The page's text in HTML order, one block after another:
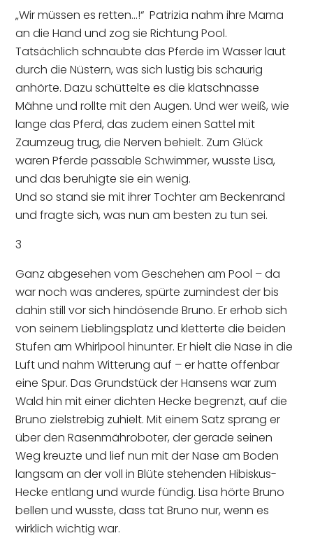
„Wir müssen es retten…!“ Patrizia nahm ihre Mama
an die Hand und zog sie Richtung Pool.
Tatsächlich schnaubte das Pferde im Wasser laut
durch die Nüstern, was sich lustig bis schaurig
anhörte. Dazu schüttelte es die klatschnasse
Mähne und rollte mit den Augen. Und wer weiß, wie
lange das Pferd, das zudem einen Sattel mit
Zaumzeug trug, die Nerven behielt. Zum Glück
waren Pferde passable Schwimmer, wusste Lisa,
und das beruhigte sie ein wenig.
Und so stand sie mit ihrer Tochter am Beckenrand
und fragte sich, was nun am besten zu tun sei.
3
Ganz abgesehen vom Geschehen am Pool – da
war noch was anderes, spürte zumindest der bis
dahin still vor sich hindösende Bruno. Er erhob sich
von seinem Lieblingsplatz und kletterte die beiden
Stufen am Whirlpool hinunter. Er hielt die Nase in die
Luft und nahm Witterung auf – er hatte offenbar
eine Spur. Das Grundstück der Hansens war zum
Wald hin mit einer dichten Hecke begrenzt, auf die
Bruno zielstrebig zuhielt. Mit einem Satz sprang er
über den Rasenmähroboter, der gerade seinen
Weg kreuzte und lief nun mit der Nase am Boden
langsam an der voll in Blüte stehenden Hibiskus-
Hecke entlang und wurde fündig. Lisa hörte Bruno
bellen und wusste, dass tat Bruno nur, wenn es
wirklich wichtig war.